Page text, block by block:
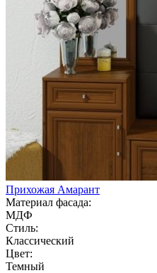
Прихожая Амарант
Материал фасада:
МДФ
Стиль:
Классический
Цвет:
Темный